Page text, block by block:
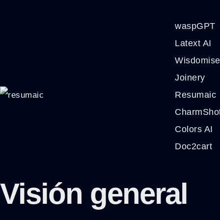
waspGPT
Latext AI
Wisdomise
Joinery
Resumaic
Colors AI
Doc2cart
Visión general